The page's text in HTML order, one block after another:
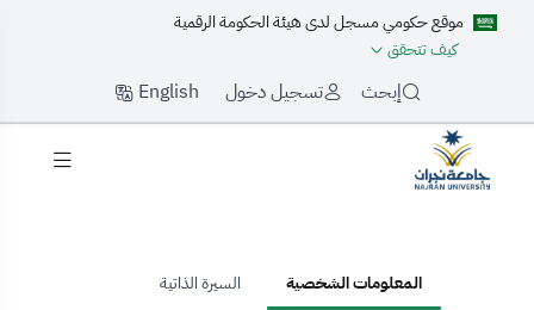
موقع حكومي مسجل لدى هيئة الحكومة الرقمية
كيف تتحقق
إبحث تسجيل دخول English
المعلومات الشخصية السيرة الذاتية